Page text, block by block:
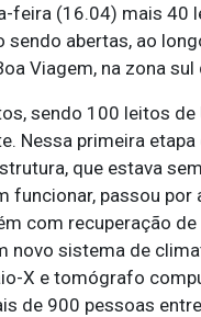
feira (16.04) mais 40
sendo abertas, ao
Viagem, na zona sul
sendo 100 leitos
Nessa primeira
que estava
funcionar, passou
com recuperação
novo sistema de
X e tomógrafo
de 900 pessoas